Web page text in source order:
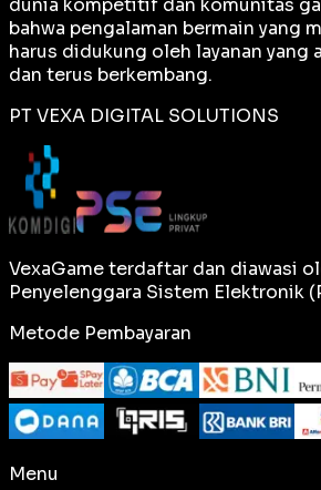
dunia kompetitif dan komunitas
bahwa pengalaman bermain yang
harus didukung oleh layanan yang
dan terus berkembang.
PT VEXA DIGITAL SOLUTIONS
VexaGame terdaftar dan diawasi
Penyelenggara Sistem Elektronik
Metode Pembayaran
Menu